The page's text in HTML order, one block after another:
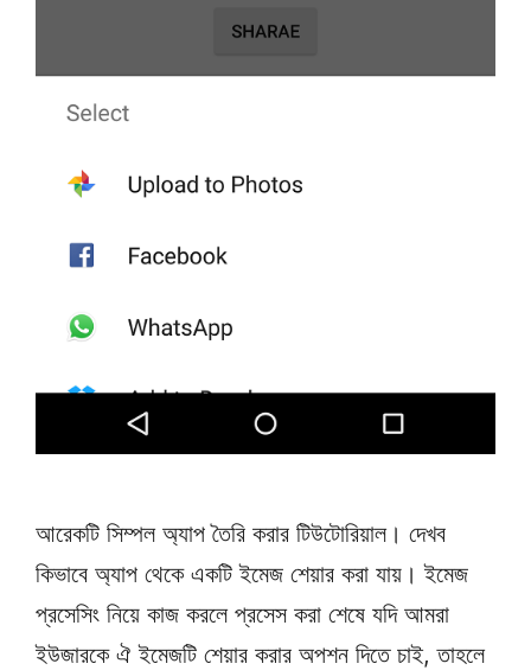
আরেকটি সিম্পল অ্যাপ তৈরি করার টিউটোরিয়াল। দেখব
কিভাবে অ্যাপ থেকে একটি ইমেজ শেয়ার করা যায়। ইমেজ
প্রসেসিং নিয়ে কাজ করলে প্রসেস করা শেষে যদি আমরা
ইউজারকে ঐ ইমেজটি শেয়ার করার অপশন দিতে চাই, তাহলে